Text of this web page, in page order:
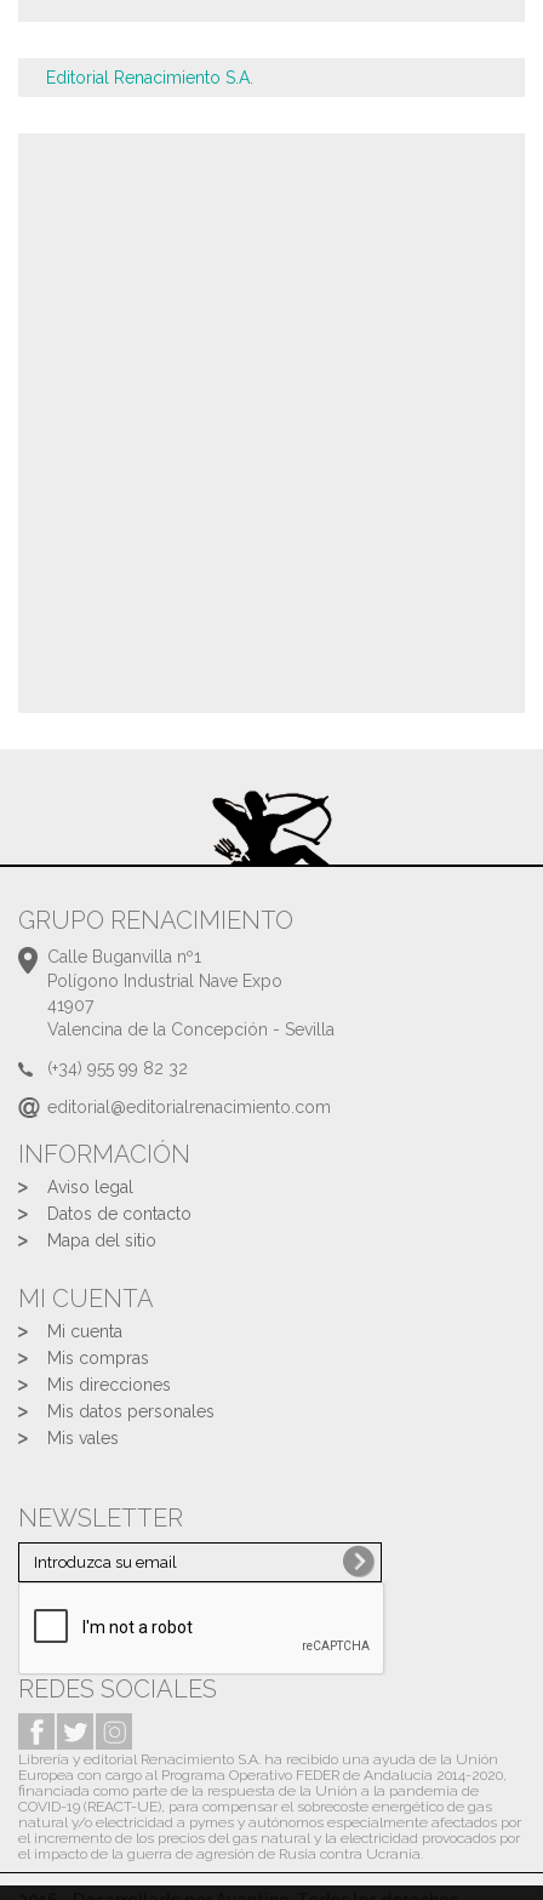
Editorial Renacimiento S.A.
GRUPO RENACIMIENTO
Calle Buganvilla nº1
Polígono Industrial Nave Expo
41907
Valencina de la Concepción - Sevilla
(+34) 955 99 82 32
editorial@editorialrenacimiento.com
INFORMACIÓN
Aviso legal
Datos de contacto
Mapa del sitio
MI CUENTA
Mi cuenta
Mis compras
Mis direcciones
Mis datos personales
Mis vales
NEWSLETTER
REDES SOCIALES
Librería y editorial Renacimiento S.A. ha recibido una ayuda de la Unión
Europea con cargo al Programa Operativo FEDER de Andalucía 2014-2020,
financiada como parte de la respuesta de la Unión a la pandemia de
COVID-19 (REACT-UE), para compensar el sobrecoste energético de gas
natural y/o electricidad a pymes y autónomos especialmente afectados por
el incremento de los precios del gas natural y la electricidad provocados por
el impacto de la guerra de agresión de Rusia contra Ucrania.